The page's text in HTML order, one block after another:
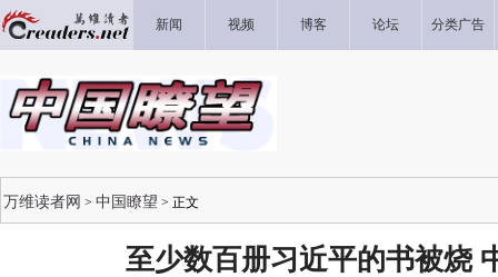
新闻 视频 博客 论坛 分类广告
万维读者网 > 中国瞭望 > 正文
至少数百册习近平的书被烧